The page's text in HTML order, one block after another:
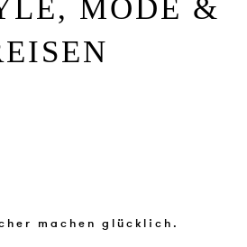
MODE &
machen glücklich.